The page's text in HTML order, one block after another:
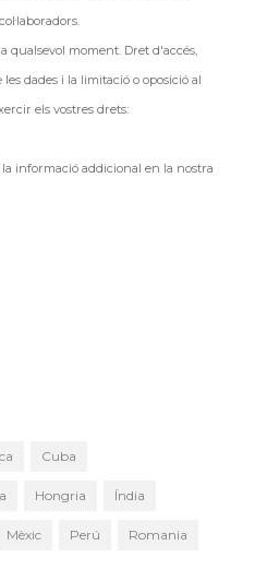
qualsevol moment. Dret d'accés,
dades i la limitació o oposició al
els vostres drets:
informació addicional en la nostra
Cuba
Hongria Índia
Mèxic Perú Romania